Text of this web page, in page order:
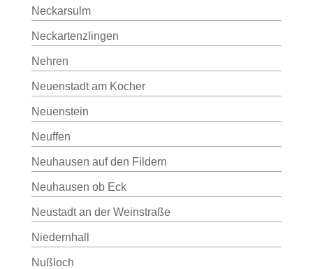
Neckarsulm
Neckartenzlingen
Nehren
Neuenstadt am Kocher
Neuenstein
Neuffen
Neuhausen auf den Fildern
Neuhausen ob Eck
Neustadt an der Weinstraße
Niedernhall
Nußloch